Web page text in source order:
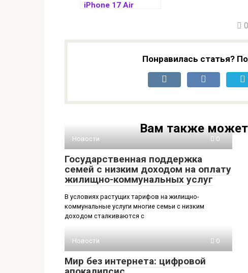
iPhone 17 Air
0
Понравилась статья?
Вам также может
Новости 0
Государственная поддержка
семей с низким доходом на оплату
жилищно-коммунальных услуг
В условиях растущих тарифов на жилищно-
коммунальные услуги многие семьи с низким
доходом сталкиваются с
Новости 0
Мир без интернета: цифровой